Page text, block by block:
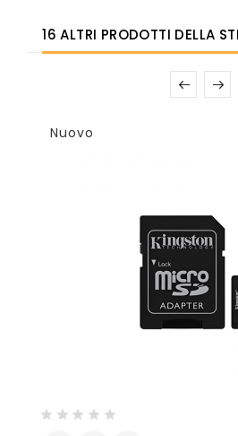
16 ALTRI PRODOTTI DELLA
Nuovo